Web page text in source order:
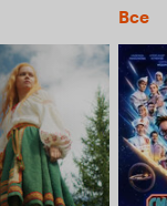
Все